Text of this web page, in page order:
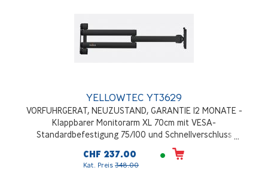
YELLOWTEC YT3629
VORFUHRGERAT, NEUZUSTAND, GARANTIE 12 MONATE -
Klappbarer Monitorarm XL 70cm mit VESA-
Standardbefestigung 75/100 und Schnellverschluss
CHF 237.00
Kat. Preis 348.00